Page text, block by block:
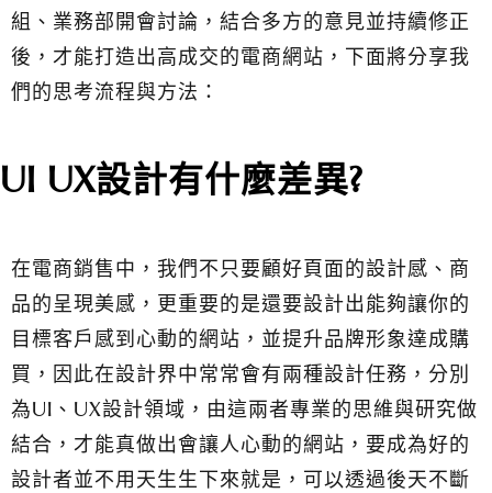
組、業務部開會討論，結合多方的意見並持續修正
後，才能打造出高成交的電商網站，下面將分享我
們的思考流程與方法：
UI UX設計有什麼差異?
在電商銷售中，我們不只要顧好頁面的設計感、商
品的呈現美感，更重要的是還要設計出能夠讓你的
目標客戶感到心動的網站，並提升品牌形象達成購
買，因此在設計界中常常會有兩種設計任務，分別
為UI、UX設計領域，由這兩者專業的思維與研究做
結合，才能真做出會讓人心動的網站，要成為好的
設計者並不用天生生下來就是，可以透過後天不斷